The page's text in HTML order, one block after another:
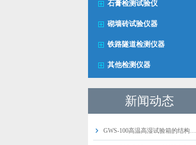
石膏检测试验仪
砌墙砖试验仪器
铁路隧道检测仪器
其他检测仪器
新闻动态
GWS-100高温高湿试验箱的结构…